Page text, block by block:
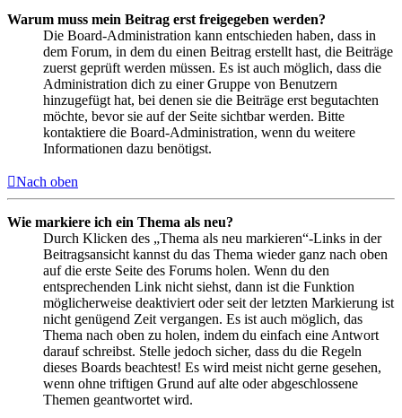
Warum muss mein Beitrag erst freigegeben werden?
Die Board-Administration kann entschieden haben, dass in
dem Forum, in dem du einen Beitrag erstellt hast, die Beiträge
zuerst geprüft werden müssen. Es ist auch möglich, dass die
Administration dich zu einer Gruppe von Benutzern
hinzugefügt hat, bei denen sie die Beiträge erst begutachten
möchte, bevor sie auf der Seite sichtbar werden. Bitte
kontaktiere die Board-Administration, wenn du weitere
Informationen dazu benötigst.
Nach oben
Wie markiere ich ein Thema als neu?
Durch Klicken des „Thema als neu markieren“-Links in der
Beitragsansicht kannst du das Thema wieder ganz nach oben
auf die erste Seite des Forums holen. Wenn du den
entsprechenden Link nicht siehst, dann ist die Funktion
möglicherweise deaktiviert oder seit der letzten Markierung ist
nicht genügend Zeit vergangen. Es ist auch möglich, das
Thema nach oben zu holen, indem du einfach eine Antwort
darauf schreibst. Stelle jedoch sicher, dass du die Regeln
dieses Boards beachtest! Es wird meist nicht gerne gesehen,
wenn ohne triftigen Grund auf alte oder abgeschlossene
Themen geantwortet wird.